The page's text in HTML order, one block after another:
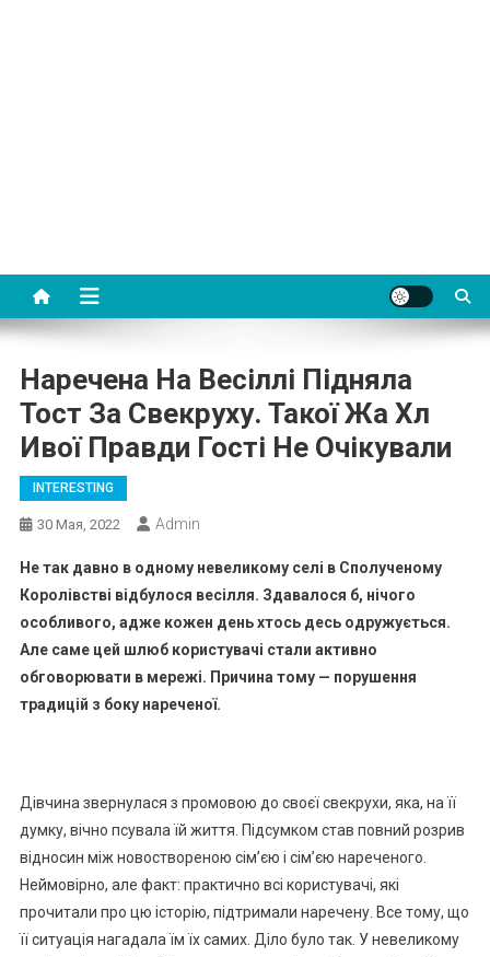
Наречена На Весіллі Підняла
Тост За Свекруху. Такої Жа Хл
Ивої Правди Гості Не Очікували
INTERESTING
30 Мая, 2022 Admin
Не так давно в одному невеликому селі в Сполученому
Королівстві відбулося весілля. Здавалося б, нічого
особливого, адже кожен день хтось десь одружується.
Але саме цей шлюб користувачі стали активно
обговорювати в мережі. Причина тому — порушення
традицій з боку нареченої.
Дівчина звернулася з промовою до своєї свекрухи, яка, на її
думку, вічно псувала їй життя. Підсумком став повний розрив
відносин між новоствореною сім’єю і сім’єю нареченого.
Неймовірно, але факт: практично всі користувачі, які
прочитали про цю історію, підтримали наречену. Все тому, що
її ситуація нагадала їм їх самих. Діло було так. У невеликому